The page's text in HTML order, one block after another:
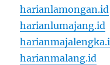
harianlamongan.id
harianlumajang.id
harianmalang.id